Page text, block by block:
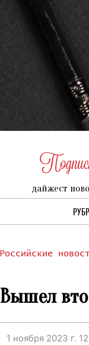
дайжест
Российские
Вышел
1 ноября 2023 г.